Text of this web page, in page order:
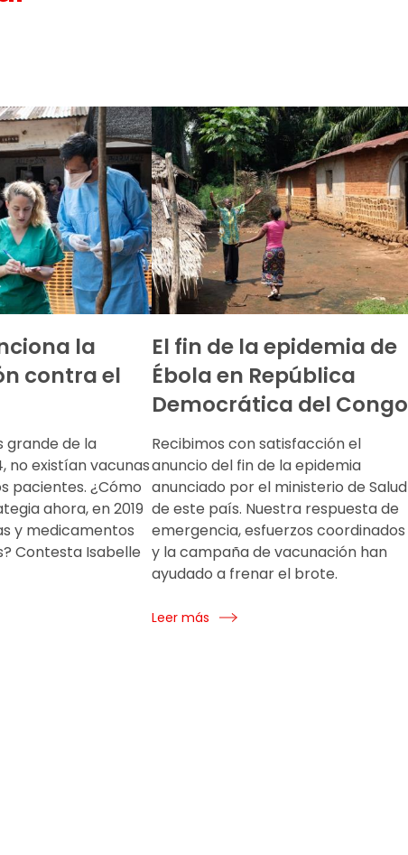
la
contra el
grande de la
no existían vacunas
pacientes. ¿Cómo
ahora, en 2019
y medicamentos
Contesta Isabelle
El fin de la epidemia de
Ébola en República
Democrática del Congo
Recibimos con satisfacción el
anuncio del fin de la epidemia
anunciado por el ministerio de Salud
de este país. Nuestra respuesta de
emergencia, esfuerzos coordinados
y la campaña de vacunación han
ayudado a frenar el brote.
Leer más